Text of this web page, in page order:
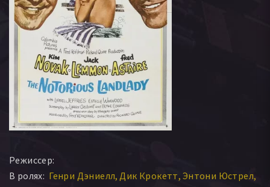
Режиссер:
В ролях: Генри Дэниелл Дик Крокетт Энтони Юстрел